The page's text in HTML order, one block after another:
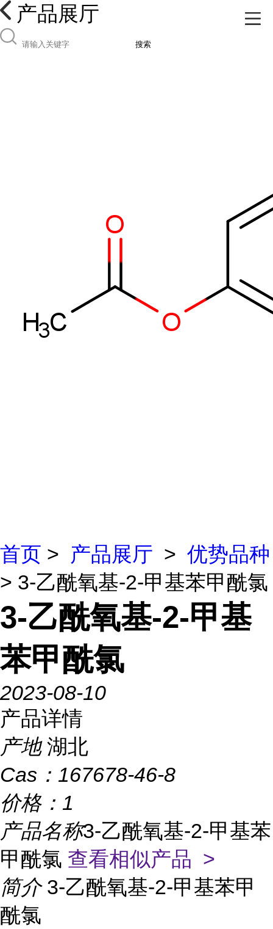
产品展厅
搜索
首页 > 产品展厅 > 优势品种
> 3-乙酰氧基-2-甲基苯甲酰氯
3-乙酰氧基-2-甲基
苯甲酰氯
2023-08-10
产品详情
产地 湖北
Cas： 167678-46-8
价格： 1
产品名称3-乙酰氧基-2-甲基苯
甲酰氯 查看相似产品 >
简介 3-乙酰氧基-2-甲基苯甲
酰氯